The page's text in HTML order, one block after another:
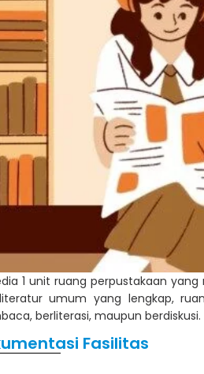
1 unit ruang perpustakaan yang
umum yang lengkap,
berliterasi, maupun berdiskusi.
Fasilitas